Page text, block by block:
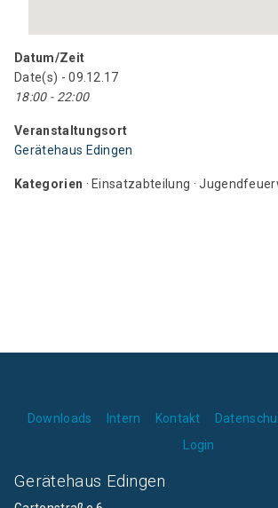
Datum/Zeit
Date(s) - 09.12.17
18:00 - 22:00
Veranstaltungsort
Gerätehaus Edingen
Kategorien · Einsatzabteilung ·
Downloads Intern Kontakt
Login
Gerätehaus Edingen